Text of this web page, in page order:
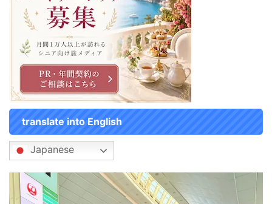
translate into English
Japanese